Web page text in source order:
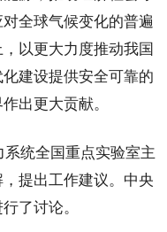
全球气候变化的普遍
以更大力度推动我国
建设提供安全可靠的
出更大贡献。
统全国重点实验室主
提出工作建议。中央
了讨论。